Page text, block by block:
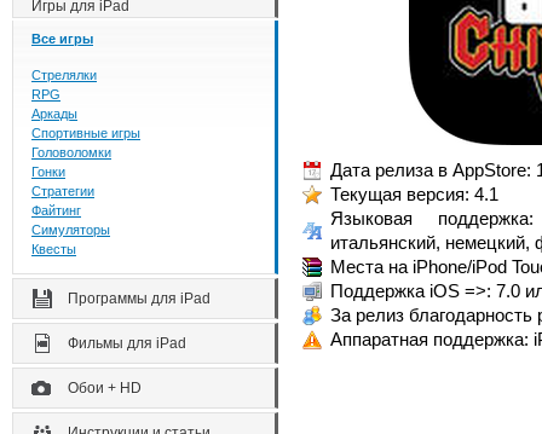
Игры для iPad
Все игры
Стрелялки
RPG
Аркады
Спортивные игры
Головоломки
Гонки
Стратегии
Файтинг
Симуляторы
Квесты
Программы для iPad
Фильмы для iPad
Обои + HD
Дата релиза в AppStore:
Текущая версия: 4.1
Языковая
итальянский, немецкий,
Места на iPhone/iPod
Поддержка iOS =>: 7.0
За релиз
Аппаратная поддержка: